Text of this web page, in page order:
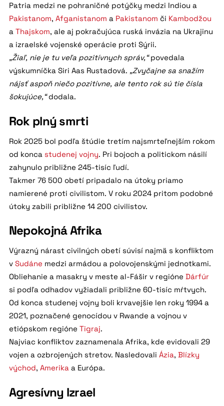
Patria medzi ne pohraničné potýčky medzi Indiou a
Pakistanom, Afganistanom a Pakistanom či Kambodžou
a Thajskom, ale aj pokračujúca ruská invázia na Ukrajinu
a izraelské vojenské operácie proti Sýrii.
„Žiaľ, nie je tu veľa pozitívnych správ,“povedala
výskumníčka Siri Aas Rustadová. „Zvyčajne sa snažím
nájsť aspoň niečo pozitívne, ale tento rok sú tie čísla
šokujúce,“dodala.
Rok plný smrti
Rok 2025 bol podľa štúdie tretím najsmrteľnejším rokom
od konca studenej vojny. Pri bojoch a politickom násilí
zahynulo približne 245-tisíc ľudí.
Takmer 76 500 obetí pripadalo na útoky priamo
namierené proti civilistom. V roku 2024 pritom podobné
útoky zabili približne 14 200 civilistov.
Nepokojná Afrika
Výrazný nárast civilných obetí súvisí najmä s konfliktom
v Sudáne medzi armádou a polovojenskými jednotkami.
Obliehanie a masakry v meste al-Fášir v regióne Dárfúr
si podľa odhadov vyžiadali približne 60-tisíc mŕtvych.
Od konca studenej vojny boli krvavejšie len roky 1994 a
2021, poznačené genocídou v Rwande a vojnou v
etiópskom regióne Tigraj.
Najviac konfliktov zaznamenala Afrika, kde evidovali 29
vojen a ozbrojených stretov. Nasledovali Ázia, Blízky
východ, Amerikaa Európa.
Agresívny Izrael